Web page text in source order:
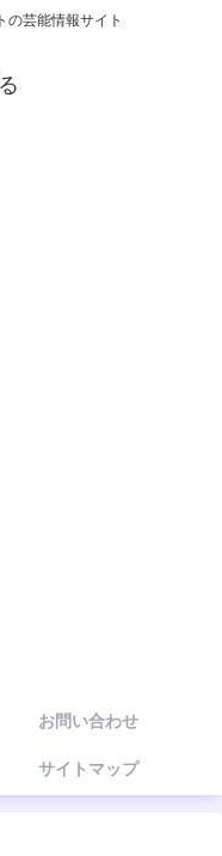
の芸能情報サイト
お問い合わせ
サイトマップ